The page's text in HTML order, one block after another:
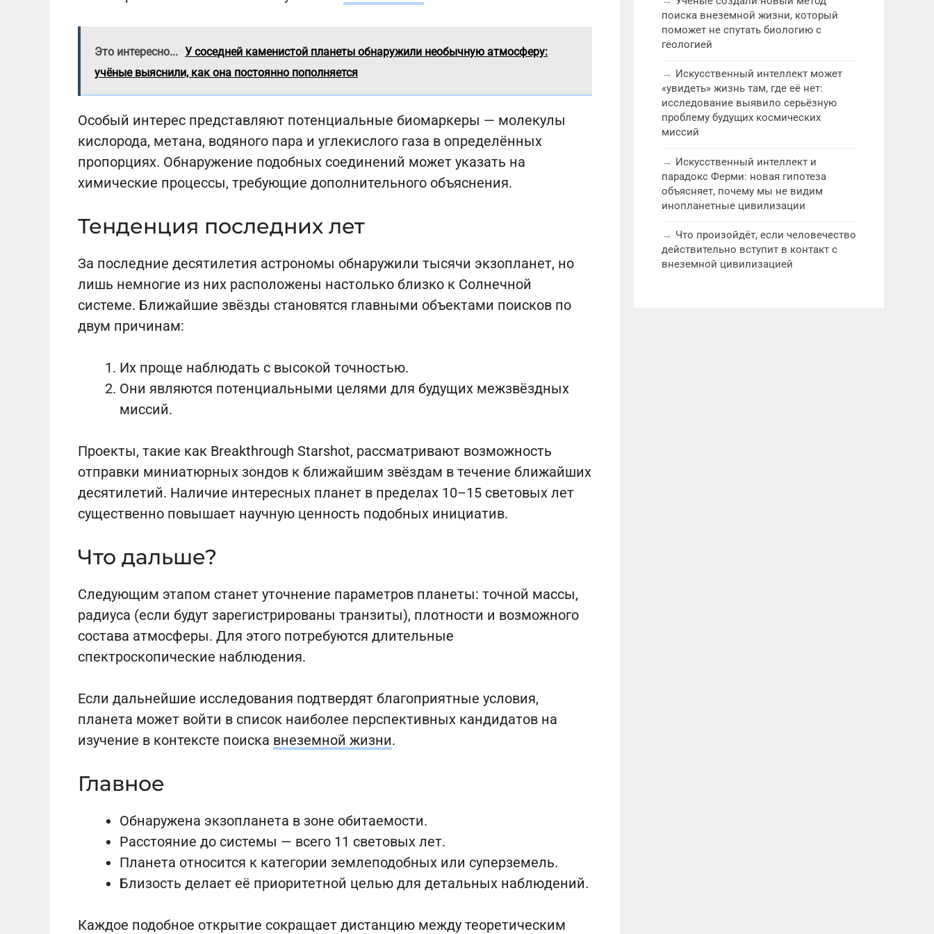
Это интересно... У соседней каменистой планеты обнаружили необычную атмосферу:
учёные выяснили, как она постоянно пополняется
Особый интерес представляют потенциальные биомаркеры — молекулы
кислорода, метана, водяного пара и углекислого газа в определённых
пропорциях. Обнаружение подобных соединений может указать на
химические процессы, требующие дополнительного объяснения.
Тенденция последних лет
За последние десятилетия астрономы обнаружили тысячи экзопланет, но
лишь немногие из них расположены настолько близко к Солнечной
системе. Ближайшие звёзды становятся главными объектами поисков по
двум причинам:
Их проще наблюдать с высокой точностью.
Они являются потенциальными целями для будущих межзвёздных
миссий.
Проекты, такие как Breakthrough Starshot, рассматривают возможность
отправки миниатюрных зондов к ближайшим звёздам в течение ближайших
десятилетий. Наличие интересных планет в пределах 10–15 световых лет
существенно повышает научную ценность подобных инициатив.
Что дальше?
Следующим этапом станет уточнение параметров планеты: точной массы,
радиуса (если будут зарегистрированы транзиты), плотности и возможного
состава атмосферы. Для этого потребуются длительные
спектроскопические наблюдения.
Если дальнейшие исследования подтвердят благоприятные условия,
планета может войти в список наиболее перспективных кандидатов на
изучение в контексте поиска внеземной жизни.
Главное
Обнаружена экзопланета в зоне обитаемости.
Расстояние до системы — всего 11 световых лет.
Планета относится к категории землеподобных или суперземель.
Близость делает её приоритетной целью для детальных наблюдений.
Каждое подобное открытие сокращает дистанцию между теоретическим
поиска внеземной жизни, который
поможет не спутать биологию с
геологией
Искусственный интеллект может
«увидеть» жизнь там, где её нет:
исследование выявило серьёзную
проблему будущих космических
миссий
Искусственный интеллект и
парадокс Ферми: новая гипотеза
объясняет, почему мы не видим
инопланетные цивилизации
Что произойдёт, если человечество
действительно вступит в контакт с
внеземной цивилизацией